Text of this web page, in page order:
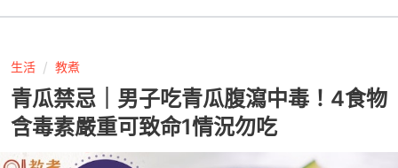
生活 教煮
青瓜禁忌｜男子吃青瓜腹瀉中毒！4食物
含毒素嚴重可致命1情況勿吃